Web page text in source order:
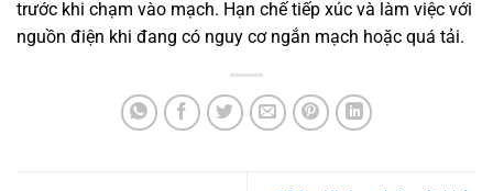
trước khi chạm vào mạch. Hạn chế tiếp xúc và làm việc với
nguồn điện khi đang có nguy cơ ngắn mạch hoặc quá tải.